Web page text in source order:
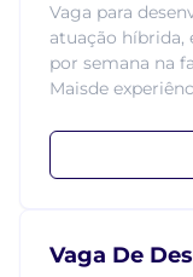
Vaga para
atuação híbrida,
por semana na
Maisde
Vaga De